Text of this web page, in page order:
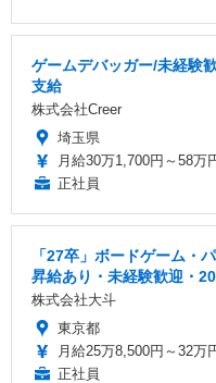
ゲームデバッガー/未経験
支給
株式会社Creer
埼玉県
月給30万1,700円～58万
正社員
「27卒」ボードゲーム・
昇給あり・未経験歓迎・
株式会社大斗
東京都
月給25万8,500円～32万
正社員